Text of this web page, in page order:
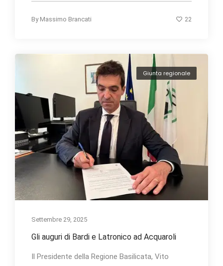
By Massimo Brancati 22
Giunta regionale
Settembre 29, 2025
Gli auguri di Bardi e Latronico ad Acquaroli
Il Presidente della Regione Basilicata, Vito